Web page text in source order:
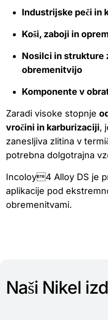
Industrijske peči in
Koši, zaboji in
Nosilci in strukture
obremenitvijo
Komponente v
Zaradi visoke stopnje
vročini in karburizaciji,
zanesljiva zlitina v
potrebna dolgotrajna
Incoloy4 Alloy DS je
aplikacije pod
obremenitvami.
Naši Nikel